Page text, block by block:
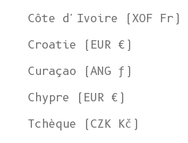
Côte d'Ivoire (XOF Fr)
Croatie (EUR €)
Curaçao (ANG ƒ)
Chypre (EUR €)
Tchèque (CZK Kč)